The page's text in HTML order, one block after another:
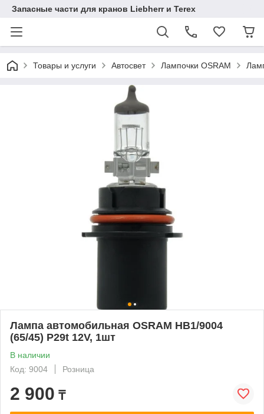
Запасные части для кранов Liebherr и Terex
Товары и услуги Автосвет Лампочки OSRAM
Лампа автомобильная OSRAM HB1/9004
(65/45) P29t 12V, 1шт
В наличии
Код: 9004
Розница
2 900 ₸